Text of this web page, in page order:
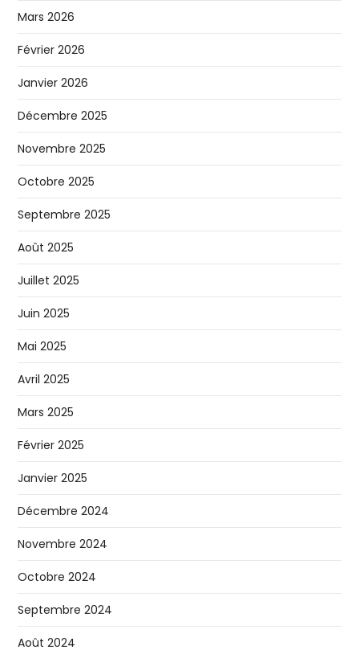
Mars 2026
Février 2026
Janvier 2026
Décembre 2025
Novembre 2025
Octobre 2025
Septembre 2025
Août 2025
Juillet 2025
Juin 2025
Mai 2025
Avril 2025
Mars 2025
Février 2025
Janvier 2025
Décembre 2024
Novembre 2024
Octobre 2024
Septembre 2024
Août 2024